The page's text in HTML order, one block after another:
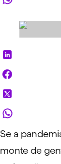
Se a
monte de